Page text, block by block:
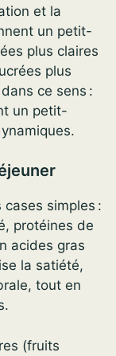
et la
un petit-
plus claires
plus
ce sens :
un petit-
simples :
protéines de
acides gras
la satiété,
tout en
(fruits